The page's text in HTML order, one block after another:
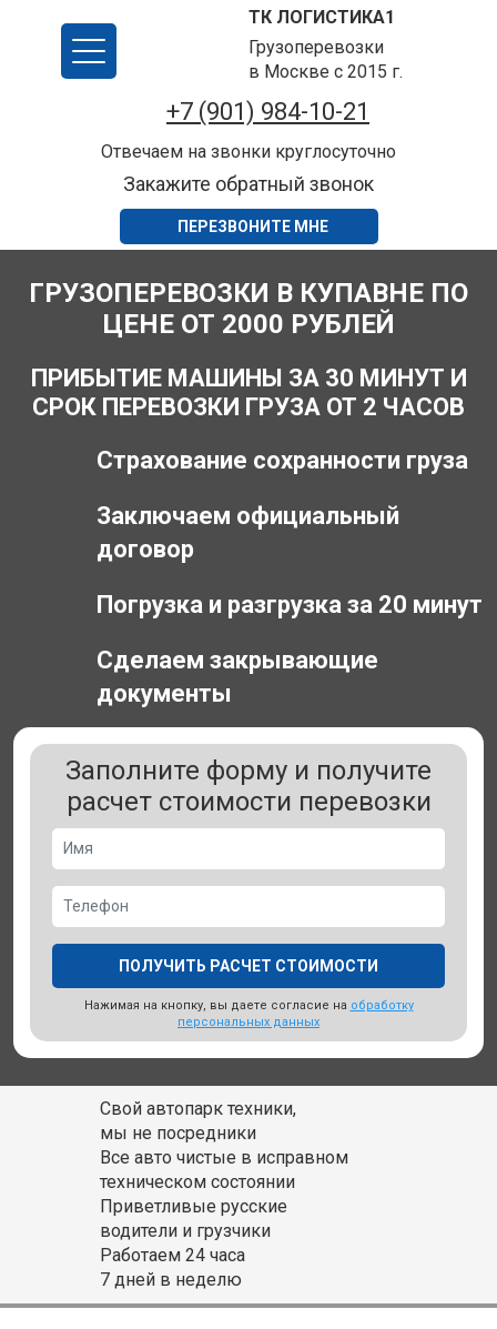
ТК ЛОГИСТИКА1
Грузоперевозки
в Москве с 2015 г.
+7 (901) 984-10-21
Отвечаем на звонки круглосуточно
Закажите обратный звонок
ПЕРЕЗВОНИТЕ МНЕ
ГРУЗОПЕРЕВОЗКИ В КУПАВНЕ ПО
ЦЕНЕ ОТ 2000 РУБЛЕЙ
ПРИБЫТИЕ МАШИНЫ ЗА 30 МИНУТ И
СРОК ПЕРЕВОЗКИ ГРУЗА ОТ 2 ЧАСОВ
Страхование сохранности груза
Заключаем официальный
договор
Погрузка и разгрузка за 20 минут
Сделаем закрывающие
документы
Заполните форму и получите
расчет стоимости перевозки
Нажимая на кнопку, вы даете согласие на обработку
персональных данных
Свой автопарк техники,
мы не посредники
Все авто чистые в исправном
техническом состоянии
Приветливые русские
водители и грузчики
Работаем 24 часа
7 дней в неделю